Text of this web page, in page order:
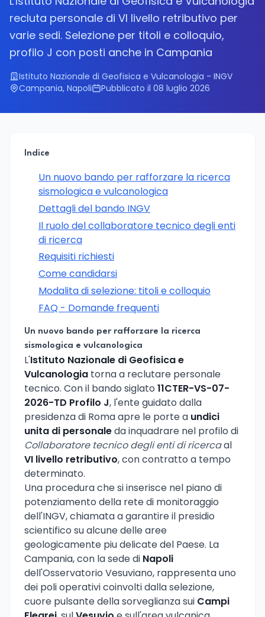
recluta personale di VI livello retributivo per
varie sedi. Selezione per titoli e colloquio,
profilo J con posti anche in Campania
Istituto Nazionale di Geofisica e Vulcanologia - INGV
Campania, Napoli
Pubblicato il 08 luglio 2026
Indice
Un nuovo bando per rafforzare la ricerca
sismologica e vulcanologica
Dettagli del bando INGV
Il ruolo del collaboratore tecnico degli enti
di ricerca
Requisiti richiesti
Come candidarsi
Modalita di selezione: titoli e colloquio
FAQ - Domande frequenti
Un nuovo bando per rafforzare la ricerca
sismologica e vulcanologica
L'Istituto Nazionale di Geofisica e
Vulcanologia torna a reclutare personale
tecnico. Con il bando siglato 11CTER-VS-07-
2026-TD Profilo J, l'ente guidato dalla
presidenza di Roma apre le porte a undici
unita di personaleda inquadrare nel profilo di
Collaboratore tecnico degli enti di ricercaal
VI livello retributivo, con contratto a tempo
determinato.
Una procedura che si inserisce nel piano di
potenziamento della rete di monitoraggio
dell'INGV, chiamata a garantire il presidio
scientifico su alcune delle aree
geologicamente piu delicate del Paese. La
Campania, con la sede di Napoli
dell'Osservatorio Vesuviano, rappresenta uno
dei poli operativi coinvolti dalla selezione,
cuore pulsante della sorveglianza sui Campi